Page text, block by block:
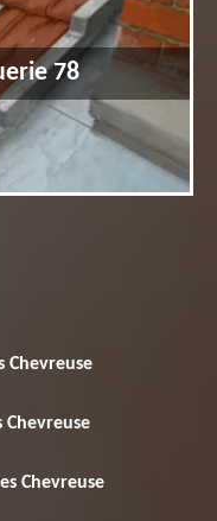
78
Chevreuse
Chevreuse